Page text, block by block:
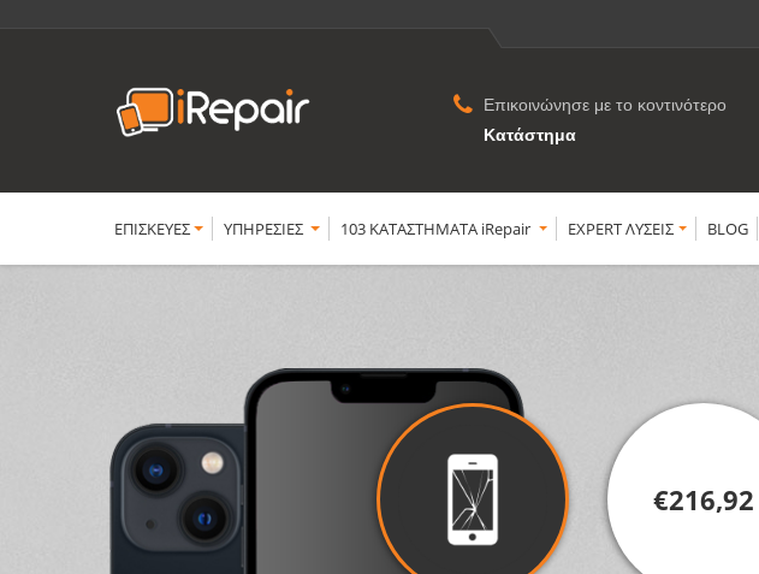
Επικοινώνησε με το κοντινότερο
Κατάστημα
ΕΠΙΣΚΕΥΕΣ YΠΗΡΕΣΙΕΣ 103 ΚΑΤΑΣΤΗΜΑΤΑ iRepair EXPERT ΛΥΣΕΙΣ BLOG
€216,92